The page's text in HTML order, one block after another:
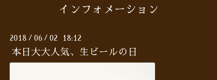
インフォメーション
2018 / 06 / 02 18:12
本日大大人気、生ビールの日